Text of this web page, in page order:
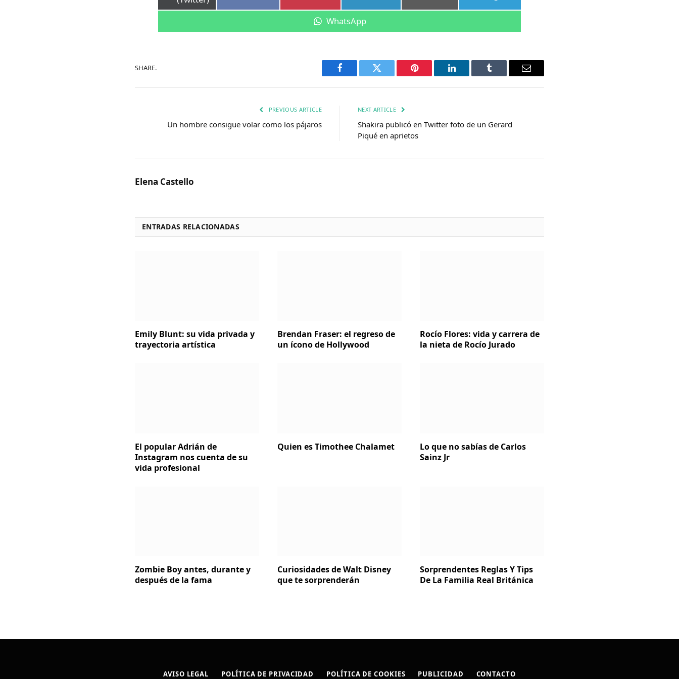
Compartir
WhatsApp
SHARE.
Facebook Twitter Pinterest LinkedIn Tumblr Email
PREVIOUS ARTICLE
Un hombre consigue volar como los pájaros
NEXT ARTICLE
Shakira publicó en Twitter foto de un Gerard
Piqué en aprietos
Elena Castello
ENTRADAS RELACIONADAS
Emily Blunt: su vida privada y
trayectoria artística
Brendan Fraser: el regreso de
un ícono de Hollywood
Rocío Flores: vida y carrera de
la nieta de Rocío Jurado
El popular Adrián de
Instagram nos cuenta de su
vida profesional
Quien es Timothee Chalamet
Lo que no sabías de Carlos
Sainz Jr
Zombie Boy antes, durante y
después de la fama
Curiosidades de Walt Disney
que te sorprenderán
Sorprendentes Reglas Y Tips
De La Familia Real Británica
AVISO LEGAL POLÍTICA DE PRIVACIDAD POLÍTICA DE COOKIES PUBLICIDAD CONTACTO